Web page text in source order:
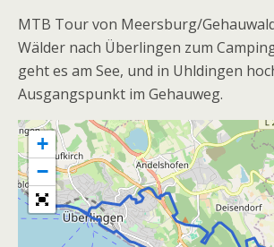
MTB Tour von Meersburg/
Wälder nach Überlingen zum
geht es am See, und in Uhldingen
Ausgangspunkt im Gehauweg.
+
−